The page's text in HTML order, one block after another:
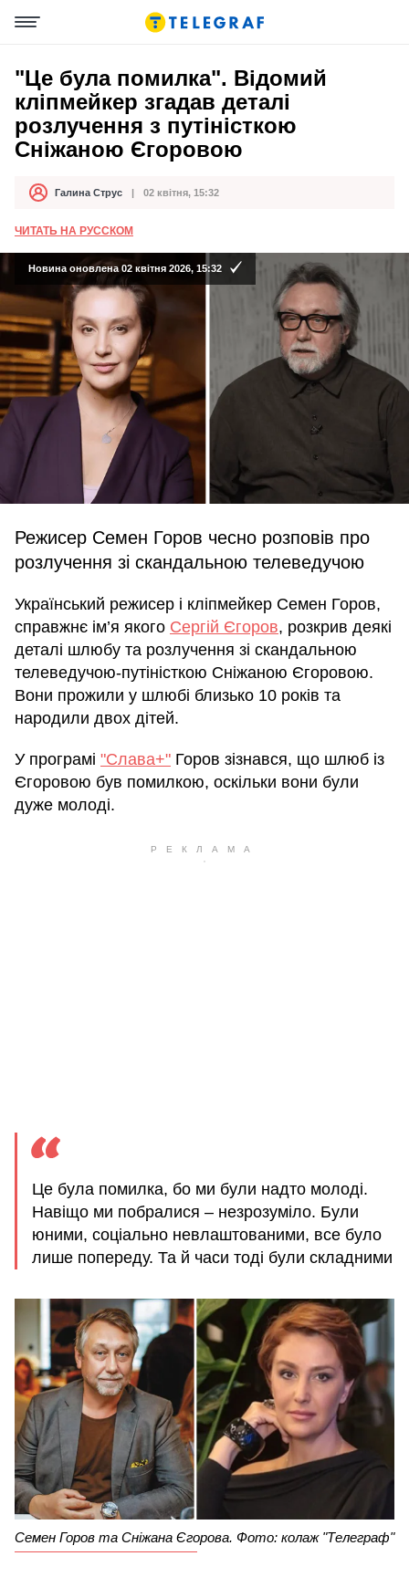
"Це була помилка". Відомий
кліпмейкер згадав деталі
розлучення з путіністкою
Сніжаною Єгоровою
АвторГалина Струс
Дата публікації 02 квітня, 15:32
ЧИТАТЬ НА РУССКОМ
Новина оновлена 02 квітня 2026, 15:32
Режисер Семен Горов чесно розповів про
розлучення зі скандальною телеведучою
Український режисер і кліпмейкер Семен Горов,
справжнє ім’я якого Сергій Єгоров, розкрив деякі
деталі шлюбу та розлучення зі скандальною
телеведучою-путіністкою Сніжаною Єгоровою.
Вони прожили у шлюбі близько 10 років та
народили двох дітей.
У програмі "Слава+" Горов зізнався, що шлюб із
Єгоровою був помилкою, оскільки вони були
дуже молоді.
Це була помилка, бо ми були надто молоді.
Навіщо ми побралися – незрозуміло. Були
юними, соціально невлаштованими, все було
лише попереду. Та й часи тоді були складними
Семен Горов та Сніжана Єгорова. Фото: колаж "Телеграф"